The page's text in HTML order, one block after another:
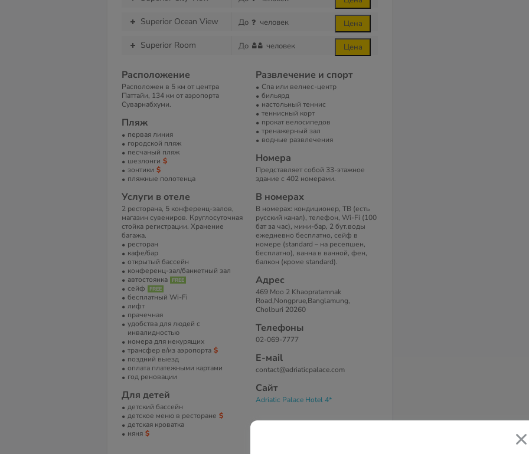
Superior Ocean View До человек Цена
Superior Room До человек Цена
Расположение
Расположен в 5 км от центра
Паттайи, 134 км от аэропорта
Суварнабхуми.
Пляж
первая линия
городской пляж
песчаный пляж
шезлонги
зонтики
пляжные полотенца
Услуги в отеле
2 ресторана, 5 конференц-залов,
магазин сувениров. Круглосуточная
стойка регистрации. Хранение
багажа.
ресторан
кафе/бар
открытый бассейн
конференц-зал/банкетный зал
автостоянка
сейф
бесплатный Wi-Fi
лифт
прачечная
удобства для людей с
инвалидностью
номера для некурящих
трансфер в/из аэропорта
поздний выезд
оплата платежными картами
год реновации
Для детей
детский бассейн
детское меню в ресторане
детская кроватка
няня
Развлечение и спорт
Спа или велнес-центр
бильярд
настольный теннис
теннисный корт
прокат велосипедов
тренажерный зал
водные развлечения
Номера
Представляет собой 33-этажное
здание с 402 номерами.
В номерах
В номерах: кондиционер, ТВ (есть
русский канал), телефон, Wi-Fi (100
бат за час), мини-бар, 2 бут.воды
ежедневно бесплатно, сейф в
номере (standard – на ресепшен,
бесплатно), ванна в ванной, фен,
балкон (кроме standard).
Адрес
469 Moo 2 Khaopratamnak
Road,Nongprue,Banglamung,
Cholburi 20260
Телефоны
02-069-7777
Е-маil
contact@adriaticpalace.com
Сайт
Adriatic Palace Hotel 4*